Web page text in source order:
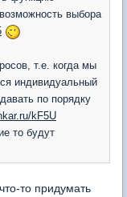
выбора
т.е. когда мы
индивидуальный
по порядку
kF5U
то будут
то придумать